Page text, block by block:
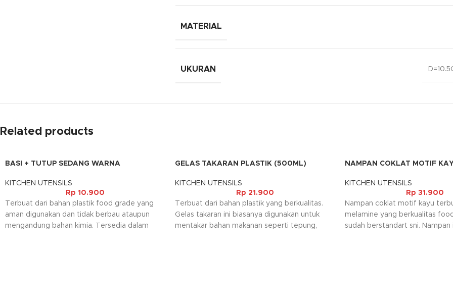
MATERIAL
UKURAN
Related products
BASI + TUTUP SEDANG WARNA
KITCHEN UTENSILS
Rp 10.900
Terbuat dari bahan plastik food grade yang
aman digunakan dan tidak berbau ataupun
mengandung bahan kimia. Tersedia dalam
GELAS TAKARAN PLASTIK (500ML)
KITCHEN UTENSILS
Rp 21.900
Terbuat dari bahan plastik yang berkualitas.
Gelas takaran ini biasanya digunakan untuk
mentakar bahan makanan seperti tepung,
NAMPAN COKLAT MOTIF
KITCHEN UTENSILS
Rp 31.900
Nampan coklat motif kayu
melamine yang berkualitas
sudah berstandart sni. Nampan